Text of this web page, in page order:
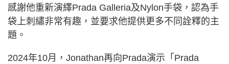
感謝他重新演繹Prada Galleria及Nylon手袋，認為手
袋上刺繡非常有趣，並要求他提供更多不同詮釋的主
題。
2024年10月，Jonathan再向Prada演示「Prada